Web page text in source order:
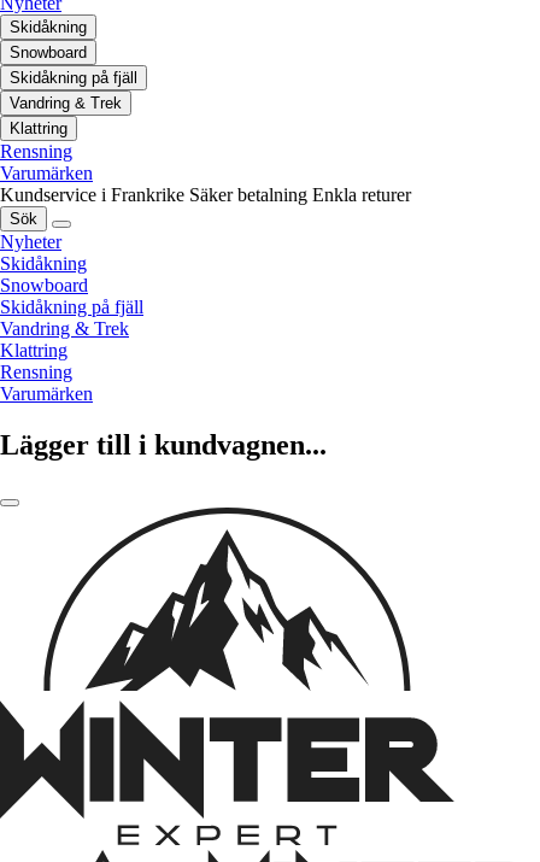
Skidåkning
Snowboard
Skidåkning på fjäll
Vandring & Trek
Klattring
Rensning
Varumärken
Kundservice i Frankrike Säker betalning Enkla returer
Sök
Nyheter
Skidåkning
Snowboard
Skidåkning på fjäll
Vandring & Trek
Klattring
Rensning
Varumärken
Lägger till i kundvagnen...